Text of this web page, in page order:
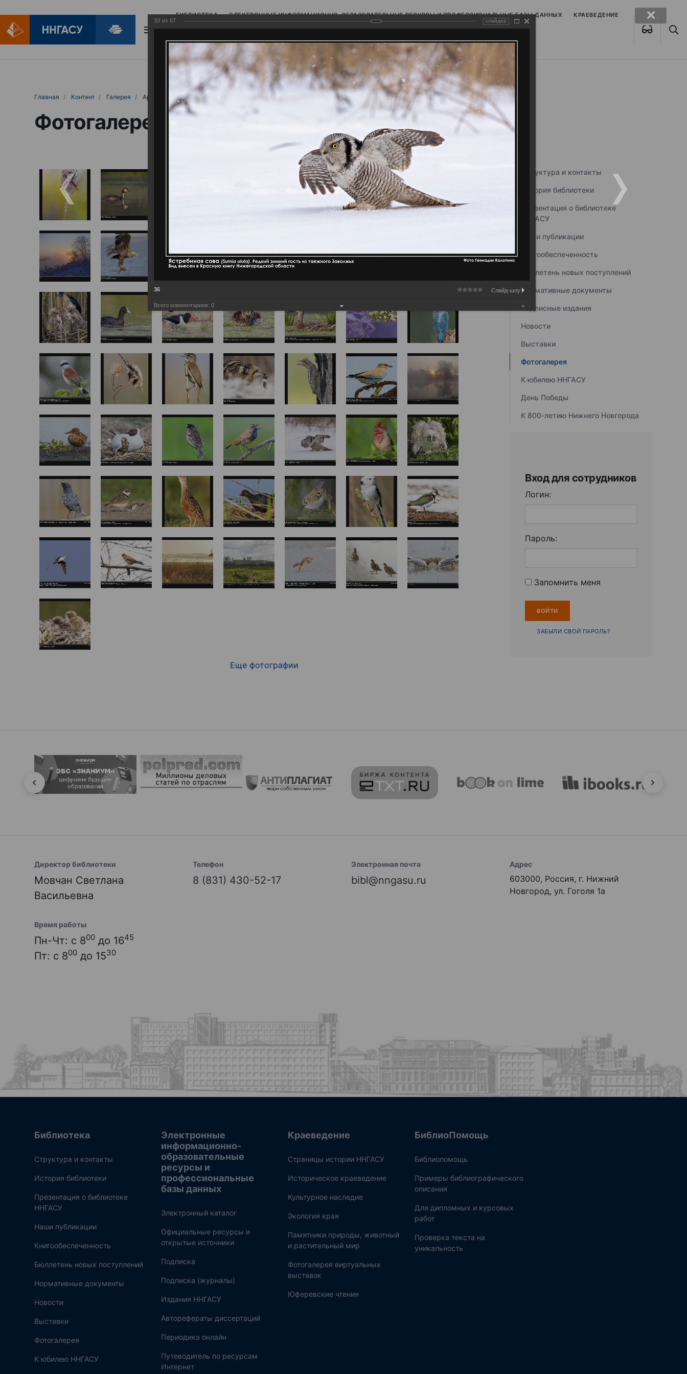
БИБЛИОТЕКА ЭЛЕКТРОННЫЕ ИНФОРМАЦИОННО-ОБРАЗОВАТЕЛЬНЫЕ РЕСУРСЫ И ПРОФЕССИОНАЛЬНЫЕ БАЗЫ ДАННЫХ КРАЕВЕДЕНИЕ
БИБЛИОПОМОЩЬ
Главная Контент Галерея Артемовские луга – жемчужина Нижегородского Поволжья
Фотогалерея
Еще фотографии
Структура и контакты
История библиотеки
Презентация о библиотеке
ННГАСУ
Наши публикации
Книгообеспеченность
Бюллетень новых поступлений
Нормативные документы
Подписные издания
Новости
Выставки
Фотогалерея
К юбилею ННГАСУ
День Победы
К 800-летию Нижнего Новгорода
Вход для сотрудников
Логин:
Пароль:
Запомнить меня
ЗАБЫЛИ СВОЙ ПАРОЛЬ?
Директор библиотеки
Мовчан Светлана
Васильевна
Телефон
8 (831) 430-52-17
Электронная почта
bibl@nngasu.ru
Адрес
603000, Россия, г. Нижний
Новгород, ул. Гоголя 1а
Время работы
Пн-Чт: с 800 до 1645
Пт: с 800 до 1530
Библиотека
Структура и контакты
История библиотеки
Презентация о библиотеке
ННГАСУ
Наши публикации
Книгообеспеченность
Бюллетень новых поступлений
Нормативные документы
Новости
Выставки
Фотогалерея
К юбилею ННГАСУ
Электронные
информационно-
образовательные
ресурсы и
профессиональные
базы данных
Электронный каталог
Официальные ресурсы и
открытые источники
Подписка
Подписка (журналы)
Издания ННГАСУ
Авторефераты диссертаций
Периодика онлайн
Путеводитель по ресурсам
Интернет
Краеведение
Страницы истории ННГАСУ
Историческое краеведение
Культурное наследие
Экология края
Памятники природы, животный
и растительный мир
Фотогалерея виртуальных
выставок
Юферевские чтения
БиблиоПомощь
Библиопомощь
Примеры библиографического
описания
Для дипломных и курсовых
работ
Проверка текста на
уникальность
33 из 67 слайдер
36 Слайд-шоу:
Всего комментариев: 0